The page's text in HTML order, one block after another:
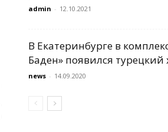
admin - 12.10.2021
В Екатеринбурге в
Баден» появился
news - 14.09.2020